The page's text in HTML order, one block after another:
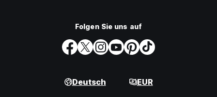
Folgen Sie uns auf
Deutsch EUR